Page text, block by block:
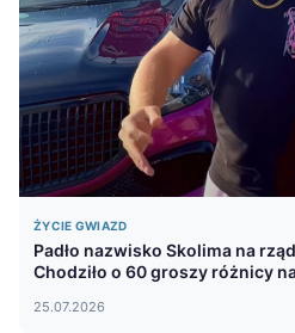
ŻYCIE GWIAZD
Padło nazwisko Skolima na
Chodziło o 60 groszy różnicy
25.07.2026